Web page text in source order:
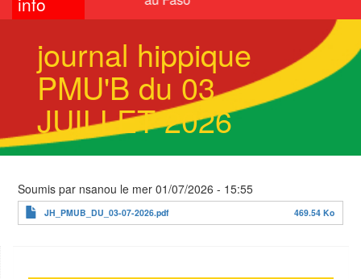
journal hippique
PMU'B du 03
JUILLET 2026
Soumis par nsanou le mer 01/07/2026 - 15:55
JH_PMUB_DU_03-07-2026.pdf 469.54 Ko